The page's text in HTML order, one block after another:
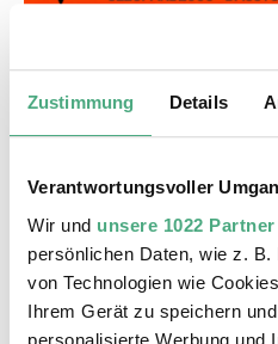
Zustimmung Details
Verantwortungsvoller
Wir und unsere 1022 Partner
persönlichen Daten, wie z.
von Technologien wie
Ihrem Gerät zu speichern
personalisierte Werbung und